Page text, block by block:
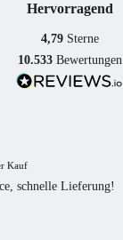
Hervorragend
4,79 Sterne
10.533 Bewertungen
Kauf
schnelle Lieferung!